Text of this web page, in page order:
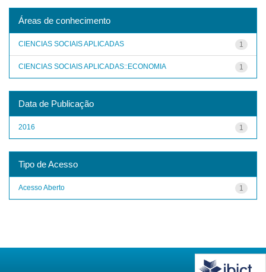
Áreas de conhecimento
1
CIENCIAS SOCIAIS APLICADAS
1
CIENCIAS SOCIAIS APLICADAS::ECONOMIA
Data de Publicação
1
2016
Tipo de Acesso
1
Acesso Aberto